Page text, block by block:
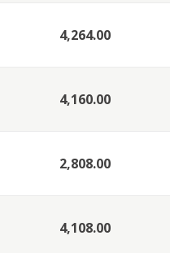
4,264.00
4,160.00
2,808.00
4,108.00